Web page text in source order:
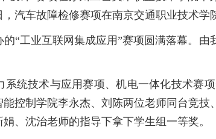
汽车故障检修赛项在南京交通职业技术
的“工业互联网集成应用”赛项圆满落幕。由
系统技术与应用赛项、机电一体化技术赛
控制学院李永杰、刘陈两位老师同台竞
、沈治老师的指导下拿下学生组一等奖。